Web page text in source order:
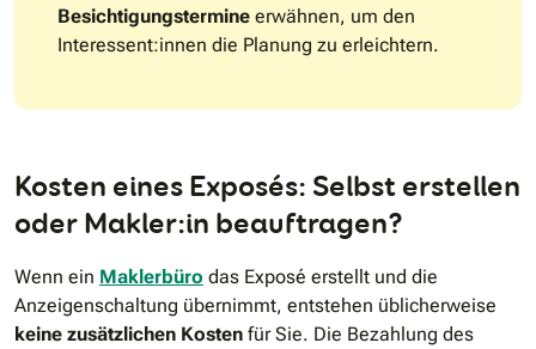
Besichtigungstermine erwähnen, um den
Interessent:innen die Planung zu erleichtern.
Kosten eines Exposés: Selbst erstellen
oder Makler:in beauftragen?
Wenn ein Maklerbüro das Exposé erstellt und die
Anzeigenschaltung übernimmt, entstehen üblicherweise
keine zusätzlichen Kosten für Sie. Die Bezahlung des